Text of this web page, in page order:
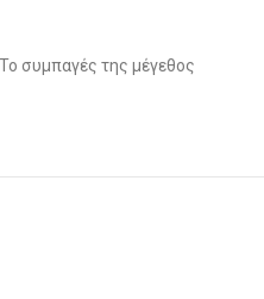
συμπαγές της μέγεθος